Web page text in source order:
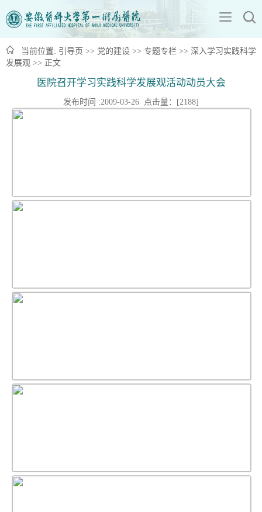
当前位置: 引导页 >> 党的建设 >> 专题专栏 >> 深入学习实践科学
发展观 >> 正文
医院召开学习实践科学发展观活动动员大会
发布时间 :2009-03-26 点击量：[2188]